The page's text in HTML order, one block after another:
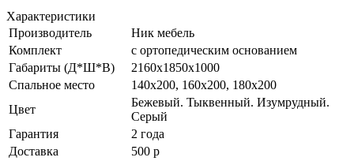
Характеристики
Производитель
Ник мебель
Комплект
с ортопедическим основанием
Габариты (Д*Ш*В)
2160x1850x1000
Спальное место
140x200, 160x200, 180x200
Цвет
Бежевый. Тыквенный. Изумрудный.
Серый
Гарантия
2 года
Доставка
500 р